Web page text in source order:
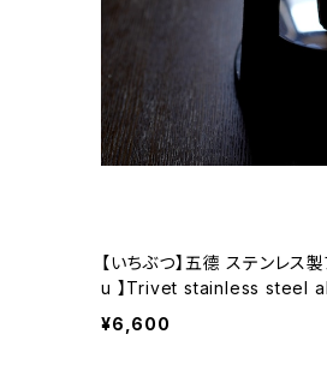
【いちぶつ】五德 ステンレス製アルコールランプ /【 ichibut
u 】Trivet stainless
¥6,600